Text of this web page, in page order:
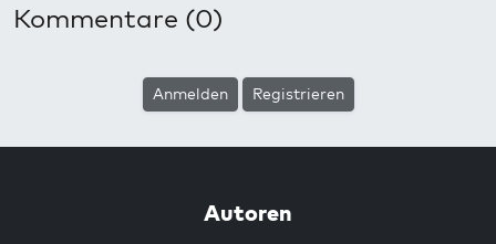
Kommentare (0)
Anmelden Registrieren
Autoren